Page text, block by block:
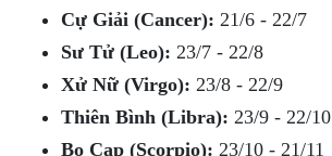
Cự Giải (Cancer): 21/6 - 22/7
Sư Tử (Leo): 23/7 - 22/8
Xử Nữ (Virgo): 23/8 - 22/9
Thiên Bình (Libra): 23/9 - 22/10
Bọ Cạp (Scorpio): 23/10 - 21/11